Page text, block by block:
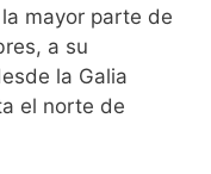
mayor parte de
a su
la Galia
el norte de